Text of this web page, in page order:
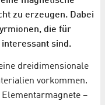
zu erzeugen. Dabei
die für
sind.
dreidimensionale
vorkommen.
–